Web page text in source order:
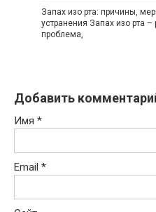
Запах изо рта: причины,
устранения Запах изо рта –
проблема,
Добавить
Имя *
Email *